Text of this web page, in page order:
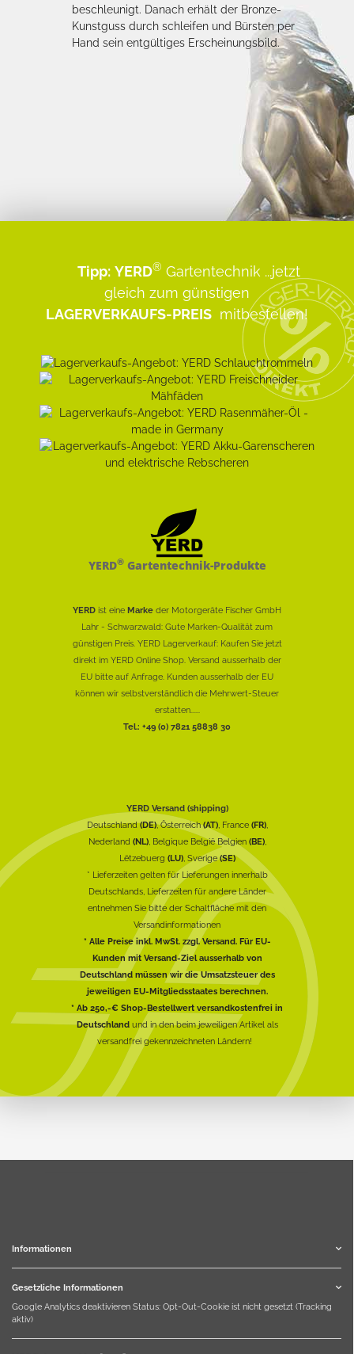
beschleunigt. Danach erhält der Bronze-
Kunstguss durch schleifen und Bürsten per
Hand sein entgültiges Erscheinungsbild.
Tipp: YERD® Gartentechnik ...jetzt
gleich zum günstigen
LAGERVERKAUFS-PREIS mitbestellen!
YERD®Gartentechnik-Produkte
YERD ist eine Marke der Motorgeräte Fischer GmbH
Lahr - Schwarzwald: Gute Marken-Qualität zum
günstigen Preis. YERD Lagerverkauf: Kaufen Sie jetzt
direkt im YERD Online Shop. Versand ausserhalb der
EU bitte auf Anfrage. Kunden ausserhalb der EU
können wir selbstverständlich die Mehrwert-Steuer
erstatten......
Tel.: +49 (0) 7821 58838 30
YERD Versand (shipping)
Deutschland(DE), Österreich(AT), France (FR),
Nederland (NL), Belgique België Belgien (BE),
Lëtzebuerg (LU), Sverige(SE)
* Lieferzeiten gelten für Lieferungen innerhalb
Deutschlands, Lieferzeiten für andere Länder
entnehmen Sie bitte der Schaltfläche mit den
Versandinformationen
* Alle Preise inkl. MwSt. zzgl. Versand. Für EU-
Kunden mit Versand-Ziel ausserhalb von
Deutschland müssen wir die Umsatzsteuer des
jeweiligen EU-Mitgliedsstaates berechnen.
* Ab 250,-€ Shop-Bestellwert versandkostenfrei in
Deutschlandund in den beim jeweiligen Artikel als
versandfrei gekennzeichneten Ländern!
Informationen
Gesetzliche Informationen
Google Analytics deaktivieren Status: Opt-Out-Cookie ist nicht gesetzt (Tracking
aktiv)